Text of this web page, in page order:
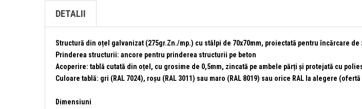
DETALII
Structură din oțel galvanizat (275gr.Zn./mp.) cu stâlpi de 70x70mm, proiectată pentru încărcare de
Prinderea structurii: ancore pentru prinderea structurii pe beton
Acoperire: tablă cutată din oțel, cu grosime de 0,5mm, zincată pe ambele părți și protejată cu
Culoare tablă: gri (RAL 7024), roșu (RAL 3011) sau maro (RAL 8019) sau orice RAL la alegere
Dimensiuni